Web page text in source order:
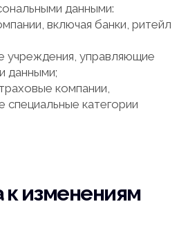
данными:
включая банки, ритейл
учреждения, управляющие
данными;
компании,
категории
к изменениям